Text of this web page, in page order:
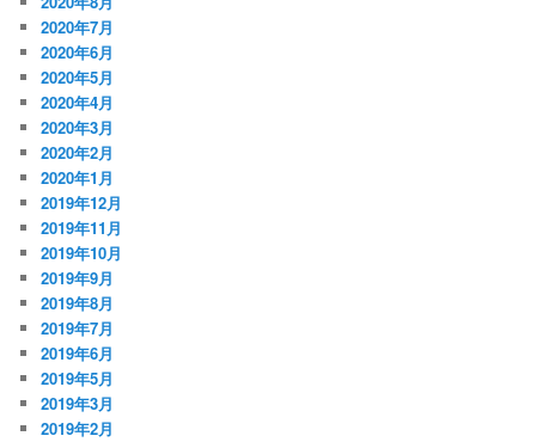
2020年7月
2020年6月
2020年5月
2020年4月
2020年3月
2020年2月
2020年1月
2019年12月
2019年11月
2019年10月
2019年9月
2019年8月
2019年7月
2019年6月
2019年5月
2019年3月
2019年2月